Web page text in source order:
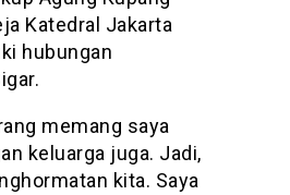
Katedral Jakarta
hubungan
memang saya
keluarga juga. Jadi,
kita. Saya